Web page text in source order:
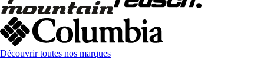
Découvrir toutes nos marques